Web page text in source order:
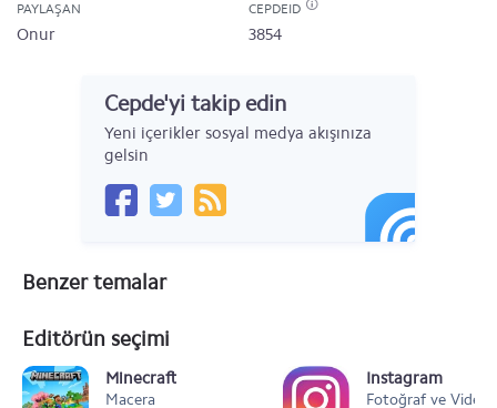
PAYLAŞAN
Onur
CEPDEID
3854
Cepde'yi takip edin
Yeni içerikler sosyal medya akışınıza
gelsin
Benzer temalar
Editörün seçimi
Minecraft
Macera
Instagram
Fotoğraf ve Video